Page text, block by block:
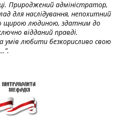
Природжений адміністратор,
для наслідування, непохитний
щирою людиною, здатним до
відданий правді.
умів любити безкорисливо свою